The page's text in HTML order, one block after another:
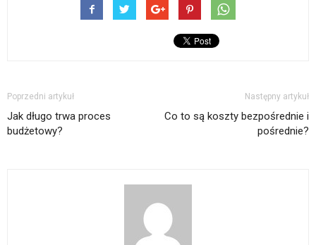
Poprzedni artykuł
Jak długo trwa proces
budżetowy?
Następny artykuł
Co to są koszty bezpośrednie i
pośrednie?